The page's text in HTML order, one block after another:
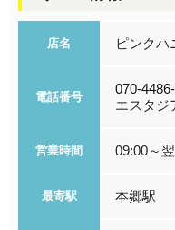
店名 ピンクハ
電話番号
070-
エスタジ
営業時間 09:00～
最寄駅 本郷駅